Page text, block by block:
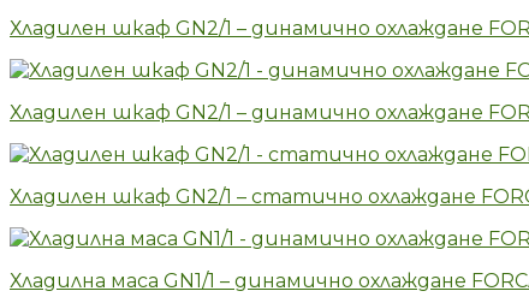
Хладилен шкаф GN2/1 – динамично охлаждане
Хладилен шкаф GN2/1 – динамично охлаждане
Хладилен шкаф GN2/1 – статично охлаждане
Хладилна маса GN1/1 – динамично охлаждане